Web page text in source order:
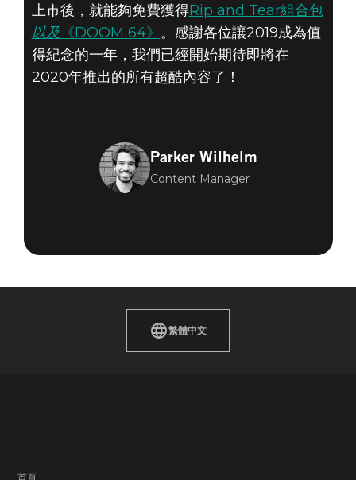
上市後，就能夠免費獲得Rip and Tear組合包
以及 《DOOM 64》 。感謝各位讓2019成為值
得紀念的一年，我們已經開始期待即將在
2020年推出的所有超酷內容了！
Parker Wilhelm
Content Manager
繁體中文
首頁